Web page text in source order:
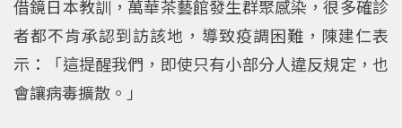
借鏡日本教訓，萬華茶藝館發生群聚感染，很多確診
者都不肯承認到訪該地，導致疫調困難，陳建仁表
示：「這提醒我們，即使只有小部分人違反規定，也
會讓病毒擴散。」